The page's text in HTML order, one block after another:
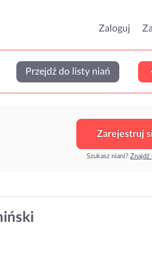
Zaloguj
Przejdź do listy niań
Zarejestruj
Szukasz niani? Znajdź